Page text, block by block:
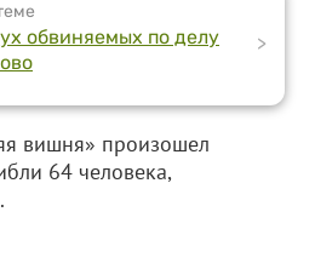
обвиняемых по делу
>
вишня» произошел
64 человека,